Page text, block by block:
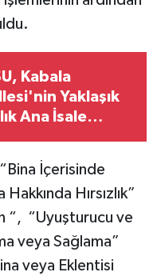
Kabala
Yaklaşık
Ana İsale
İçerisinde
Hırsızlık”
“, “Uyuşturucu ve
veya Sağlama”
veya Eklentisi